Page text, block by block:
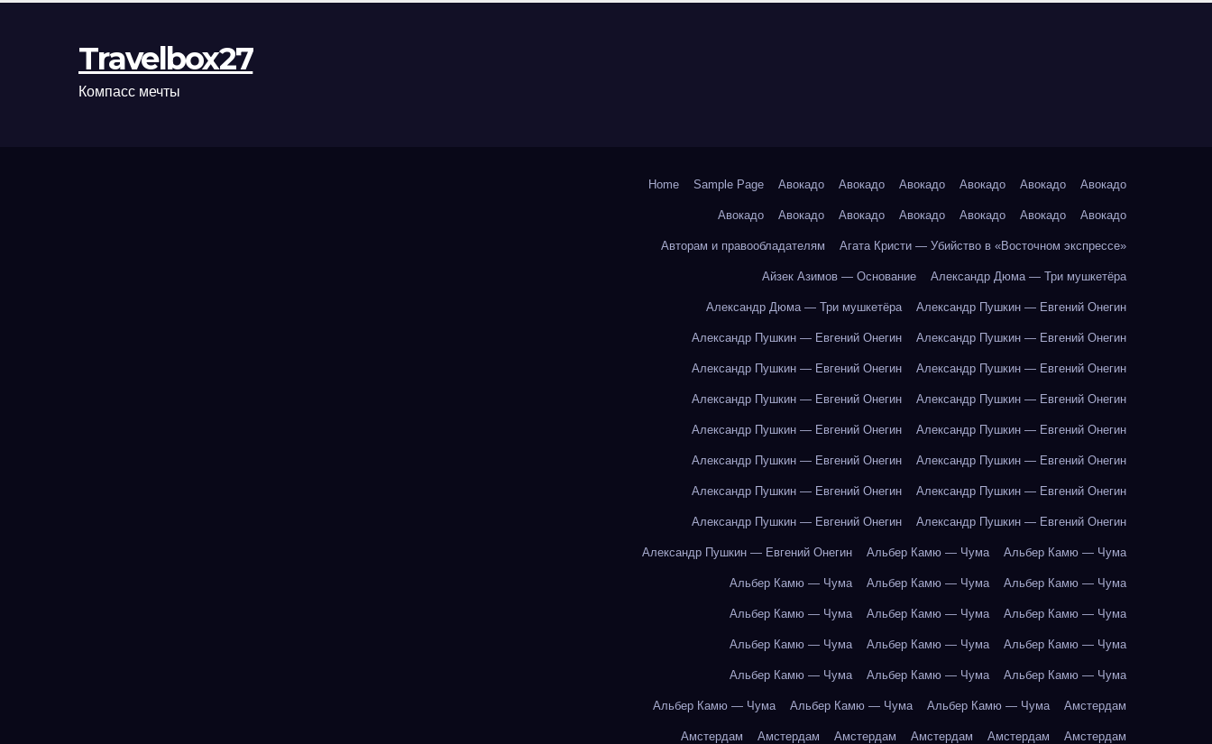
Travelbox27
Компасс мечты
Home Sample Page Авокадо Авокадо Авокадо Авокадо Авокадо Авокадо
Авокадо Авокадо Авокадо Авокадо Авокадо Авокадо Авокадо
Авторам и правообладателям Агата Кристи — Убийство в «Восточном экспрессе»
Айзек Азимов — Основание Александр Дюма — Три мушкетёра
Александр Дюма — Три мушкетёра Александр Пушкин — Евгений Онегин
Александр Пушкин — Евгений Онегин Александр Пушкин — Евгений Онегин
Александр Пушкин — Евгений Онегин Александр Пушкин — Евгений Онегин
Александр Пушкин — Евгений Онегин Александр Пушкин — Евгений Онегин
Александр Пушкин — Евгений Онегин Александр Пушкин — Евгений Онегин
Александр Пушкин — Евгений Онегин Александр Пушкин — Евгений Онегин
Александр Пушкин — Евгений Онегин Александр Пушкин — Евгений Онегин
Александр Пушкин — Евгений Онегин Александр Пушкин — Евгений Онегин
Александр Пушкин — Евгений Онегин Альбер Камю — Чума Альбер Камю — Чума
Альбер Камю — Чума Альбер Камю — Чума Альбер Камю — Чума
Альбер Камю — Чума Альбер Камю — Чума Альбер Камю — Чума
Альбер Камю — Чума Альбер Камю — Чума Альбер Камю — Чума
Альбер Камю — Чума Альбер Камю — Чума Альбер Камю — Чума
Альбер Камю — Чума Альбер Камю — Чума Альбер Камю — Чума Амстердам
Амстердам Амстердам Амстердам Амстердам Амстердам Амстердам